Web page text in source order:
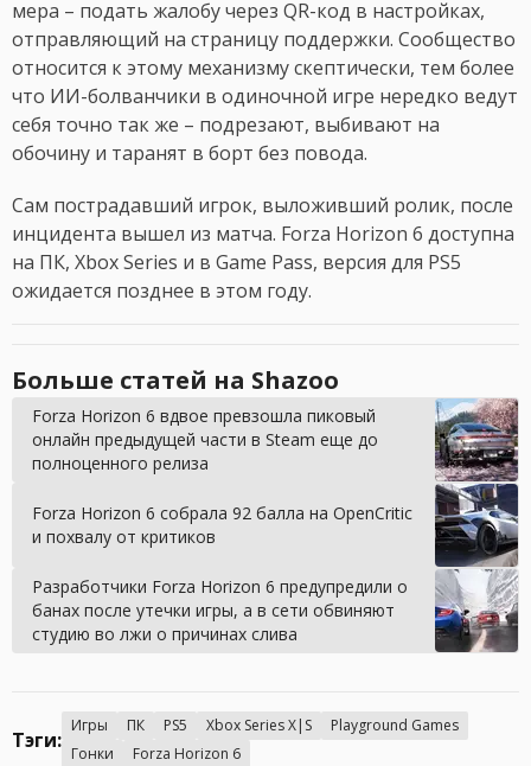
мера – подать жалобу через QR-код в настройках,
отправляющий на страницу поддержки. Сообщество
относится к этому механизму скептически, тем более
что ИИ-болванчики в одиночной игре нередко ведут
себя точно так же – подрезают, выбивают на
обочину и таранят в борт без повода.
Сам пострадавший игрок, выложивший ролик, после
инцидента вышел из матча. Forza Horizon 6 доступна
на ПК, Xbox Series и в Game Pass, версия для PS5
ожидается позднее в этом году.
Больше статей на Shazoo
Forza Horizon 6 вдвое превзошла пиковый
онлайн предыдущей части в Steam еще до
полноценного релиза
Forza Horizon 6 собрала 92 балла на OpenCritic
и похвалу от критиков
Разработчики Forza Horizon 6 предупредили о
банах после утечки игры, а в сети обвиняют
студию во лжи о причинах слива
Тэги:
Игры ПК PS5 Xbox Series X|S
Playground Games
Гонки
Forza Horizon 6